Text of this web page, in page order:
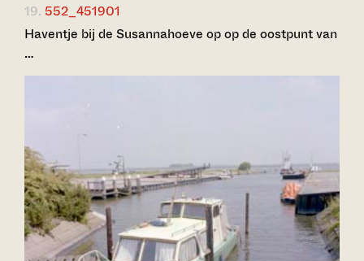
19. 552_451901
Haventje bij de Susannahoeve op op de oostpunt van
…